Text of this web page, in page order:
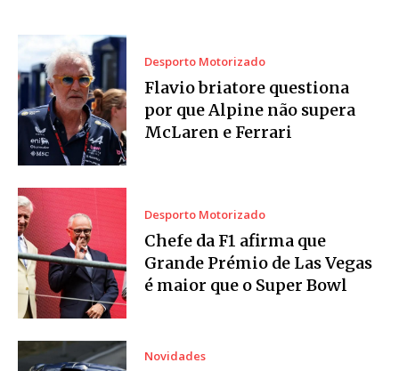
Desporto Motorizado
Flavio briatore questiona
por que Alpine não supera
McLaren e Ferrari
Desporto Motorizado
Chefe da F1 afirma que
Grande Prémio de Las Vegas
é maior que o Super Bowl
Novidades